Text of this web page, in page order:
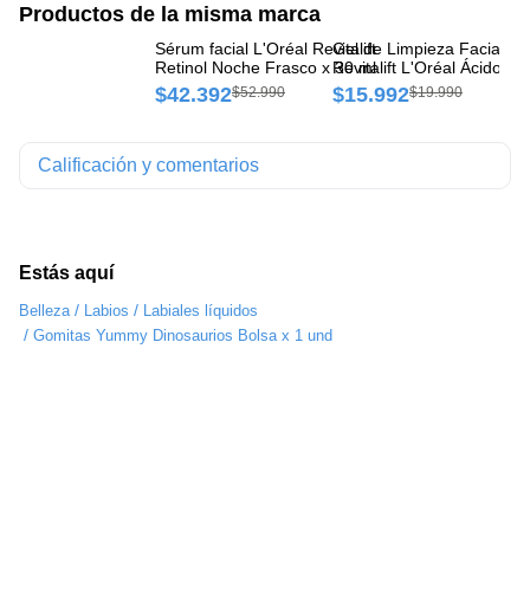
Estás aquí
Belleza / Labios / Labiales líquidos
/ Gomitas Yummy Dinosaurios Bolsa x 1 und
Productos de la misma marca
Sérum facial L'Oréal Revitalift
Retinol Noche Frasco x 30 ml
$42.392$52.990
Gel de Limpieza Facial
Revitalift L'Oréal Ácido
Hialurónico Tubo x 150 ml
$15.992$19.990
Calificación y comentarios